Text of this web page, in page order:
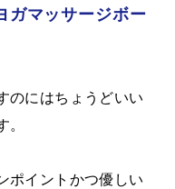
ガマッサージボー
のにはちょうどいい
。
ポイントかつ優しい